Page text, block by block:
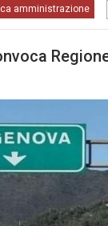
amministrazione